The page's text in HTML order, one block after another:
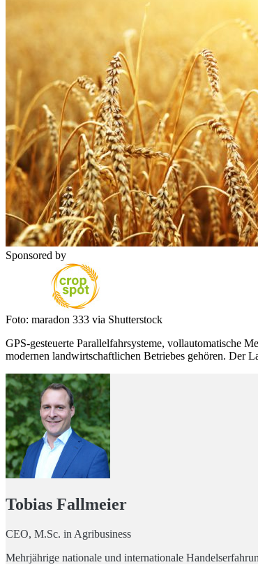
Sponsored by
Foto: maradon 333 via Shutterstock
GPS-gesteuerte Parallelfahrsysteme, vollautomatische
modernen landwirtschaftlichen Betriebes gehören. Der
Tobias Fallmeier
CEO, M.Sc. in Agribusiness
Mehrjährige nationale und internationale